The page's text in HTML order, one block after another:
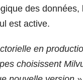
des
est active.
en
choisissent